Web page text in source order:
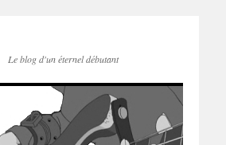
Le blog d'un éternel débutant